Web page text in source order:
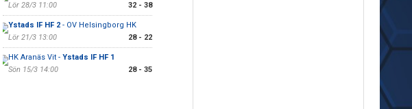
Lör 28/3 11:00
32 - 38
Ystads IF HF 2- OV Helsingborg HK
Lör 21/3 13:00
28 - 22
HK Aranäs Vit - Ystads IF HF 1
Sön 15/3 14:00
28 - 35